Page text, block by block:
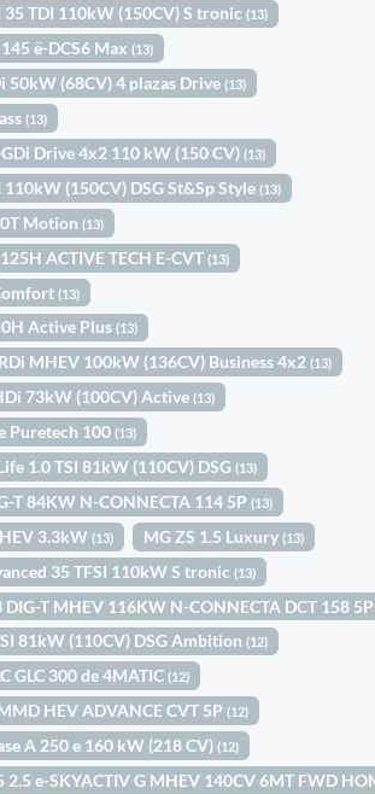
35 TDI 110kW (150CV) S tronic(13)
ë-DCS6 Max(13)
50kW (68CV) 4 plazas Drive(13)
(13)
Drive 4x2 110 kW (150 CV)(13)
110kW (150CV) DSG St&Sp Style(13)
Motion(13)
ACTIVE TECH E-CVT(13)
(13)
Active Plus(13)
MHEV 100kW (136CV) Business 4x2(13)
73kW (100CV) Active(13)
Puretech 100(13)
1.0 TSI 81kW (110CV) DSG(13)
T 84KW N-CONNECTA 114 5P(13)
3.3kW(13) MG ZS 1.5 Luxury(13)
35 TFSI 110kW S tronic(13)
DIG-T MHEV 116KW N-CONNECTA DCT 158
81kW (110CV) DSG Ambition(12)
GLC 300 de 4MATIC(12)
HEV ADVANCE CVT 5P(12)
A 250 e 160 kW (218 CV)(12)
2.5 e-SKYACTIV G MHEV 140CV 6MT FWD